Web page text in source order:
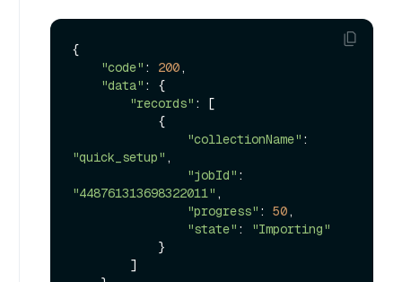
{
"code" : 200,
"data" : {
"records" : [
"collectionName"
"quick_setup" ,
"jobId"
"448761313698322011" ,
"progress" : 50,
"state" :
"Importing"